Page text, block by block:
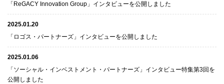
「ReGACY Innovation Group」インタビューを公開しました
2025.01.20
「ロゴス・パートナーズ」インタビューを公開しました
2025.01.06
「ソーシャル・インベストメント・パートナーズ」インタビュー特集第3回を
公開しました